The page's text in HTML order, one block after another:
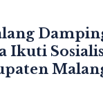
Ikuti